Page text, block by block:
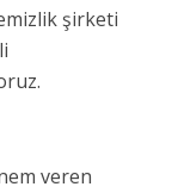
şirketi
veren